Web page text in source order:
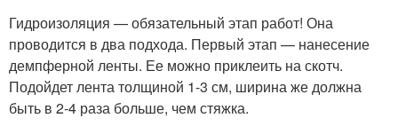
Гидроизоляция — обязательный этап работ! Она
проводится в два подхода. Первый этап — нанесение
демпферной ленты. Ее можно приклеить на скотч.
Подойдет лента толщиной 1-3 см, ширина же должна
быть в 2-4 раза больше, чем стяжка.